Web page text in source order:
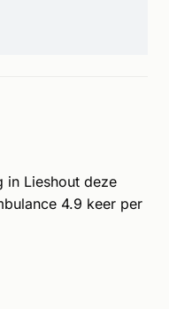
in Lieshout deze
4.9 keer per